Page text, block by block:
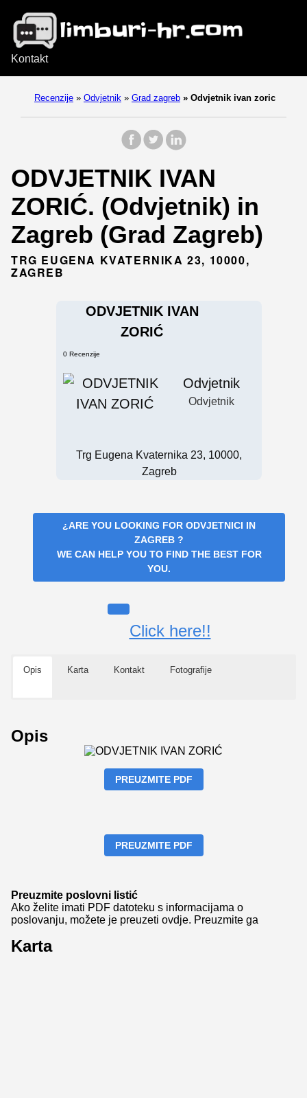
Kontakt
Recenzije » Odvjetnik » Grad zagreb » Odvjetnik ivan zoric
ODVJETNIK IVAN
ZORIĆ. (Odvjetnik) in
Zagreb (Grad Zagreb)
TRG EUGENA KVATERNIKA 23, 10000,
ZAGREB
ODVJETNIK IVAN
ZORIĆ
0 Recenzije
Odvjetnik
Odvjetnik
Trg Eugena Kvaternika 23, 10000,
Zagreb
¿ARE YOU LOOKING FOR ODVJETNICI IN
ZAGREB ?
WE CAN HELP YOU TO FIND THE BEST FOR
YOU.
Click here!!
Opis Karta Kontakt Fotografije
Opis
PREUZMITE PDF
PREUZMITE PDF
Preuzmite poslovni listić
Ako želite imati PDF datoteku s informacijama o
poslovanju, možete je preuzeti ovdje. Preuzmite ga
Karta